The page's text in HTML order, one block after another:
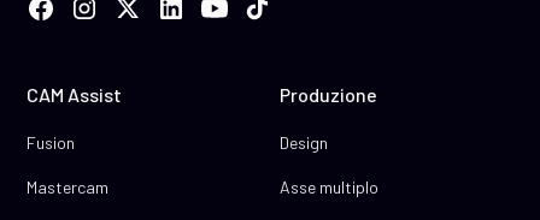
CAM Assist
Fusion
Mastercam
Produzione
Design
Asse multiplo